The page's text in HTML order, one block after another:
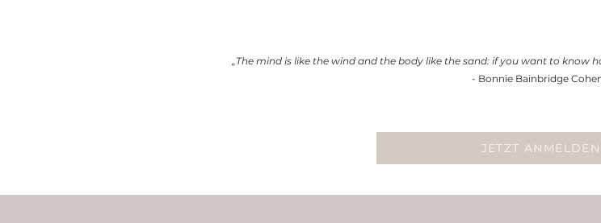
„The mind is like the wind and the body like the sand: if you want to know
- Bonnie Bainbridge
JETZT ANMELDEN